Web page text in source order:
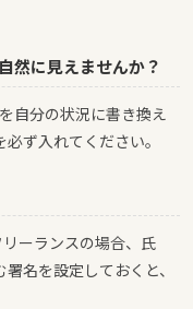
然に見えませんか？
自分の状況に書き換え
ず入れてください。
ーランスの場合、氏
名を設定しておくと、